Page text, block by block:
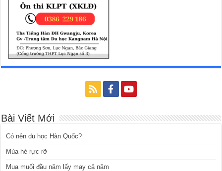
Bài Viết Mới
Có nên du học Hàn Quốc?
Mùa hè rực rỡ
Mua muối đầu năm lấy may cả năm